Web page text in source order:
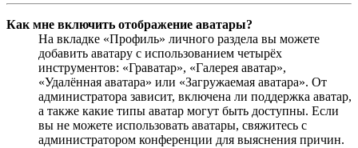
Как мне включить отображение аватары?
На вкладке «Профиль» личного раздела вы можете
добавить аватару с использованием четырёх
инструментов: «Граватар», «Галерея аватар»,
«Удалённая аватара» или «Загружаемая аватара». От
администратора зависит, включена ли поддержка аватар,
а также какие типы аватар могут быть доступны. Если
вы не можете использовать аватары, свяжитесь с
администратором конференции для выяснения причин.